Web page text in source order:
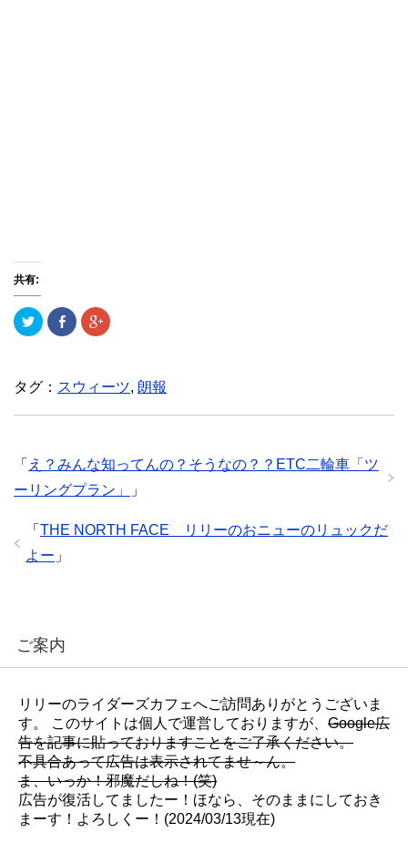
共有:
ク
リ
T
w
t
で
共
有
(
い
ウ
ィ
ン
す
)
F
a
o
k
共
し
い
ウ
ィ
ウ
で
ク
リ
G
o
g
で
共
有
(
い
ウ
タグ： スウィーツ, 朗報
「 え？みんな知ってんの？そうなの？？ETC二輪車「ツ
ーリングプラン」
」
「 THE NORTH FACE リリーのおニューのリュックだ
よー 」
ご案内
リリーのライダーズカフェへご訪問ありがとうございま
す。 このサイトは個人で運営しておりますが、 Google広
告を記事に貼っておりますことをご了承ください。
不具合あって広告は表示されてませ～ん。
ま、いっか！邪魔だしね！(笑)
広告が復活してましたー！ほなら、そのままにしておき
まーす！よろしくー！(2024/03/13現在)